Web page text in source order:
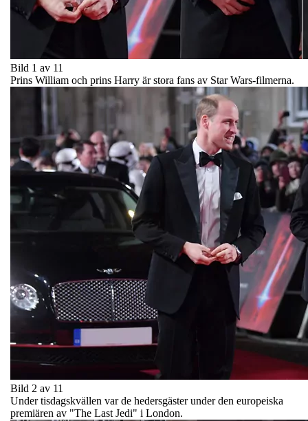
Bild 1 av 11
Prins William och prins Harry är stora fans av Star Wars-filmerna.
Bild 2 av 11
Under tisdagskvällen var de hedersgäster under den europeiska
premiären av "The Last Jedi" i London.